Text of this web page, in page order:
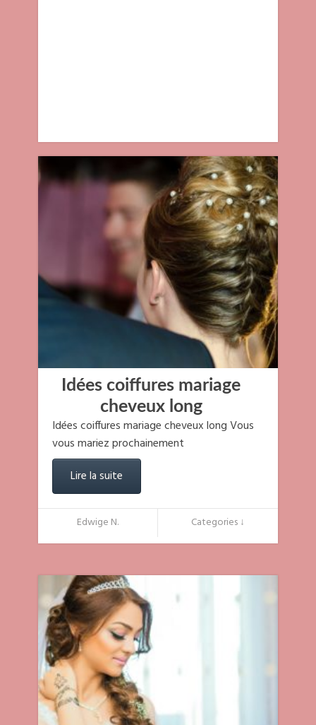
Idées coiffures mariage
cheveux long
Idées coiffures mariage cheveux long Vous
vous mariez prochainement
Lire la suite
Edwige N. Categories ↓